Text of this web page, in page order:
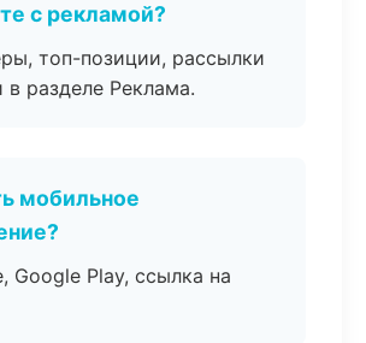
с рекламой?
топ-позиции, рассылки
разделе Реклама.
мобильное
Google Play, ссылка на